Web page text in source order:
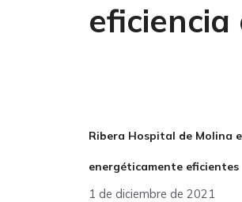
Ribera Hospital de Molina
energéticamente eficientes
1 de diciembre de 2021